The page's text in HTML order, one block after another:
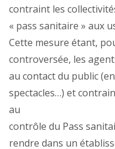
contraint les
« pass sanitaire » aux
Cette mesure étant,
controversée, les
au contact du public
spectacles…) et
au
contrôle du Pass
rendre dans un